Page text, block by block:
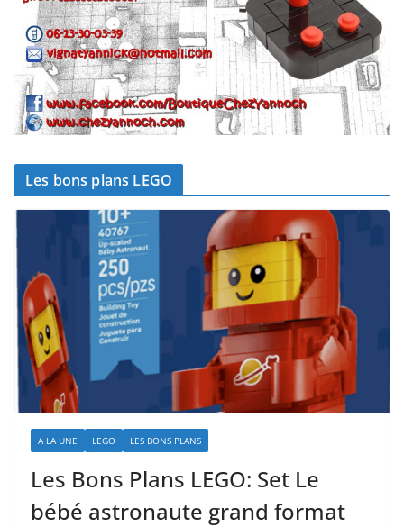
Les bons plans LEGO
A LA UNE LEGO LES BONS PLANS
Les Bons Plans LEGO: Set Le
bébé astronaute grand format